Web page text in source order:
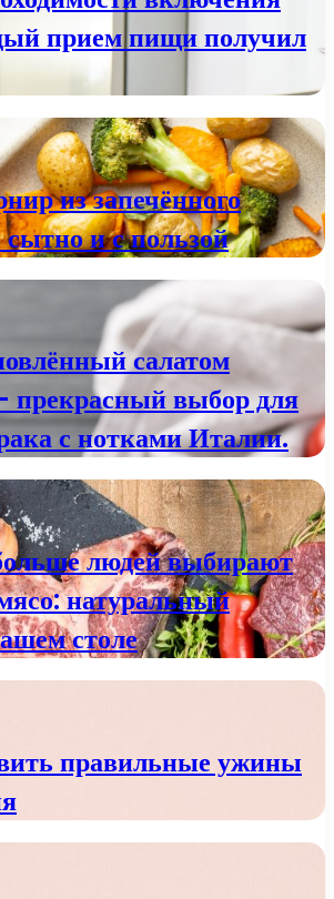
прием пищи получил
из запечённого
сытно и с пользой
салатом
прекрасный выбор для
с нотками Италии.
людей выбирают
натуральный
столе
правильные ужины